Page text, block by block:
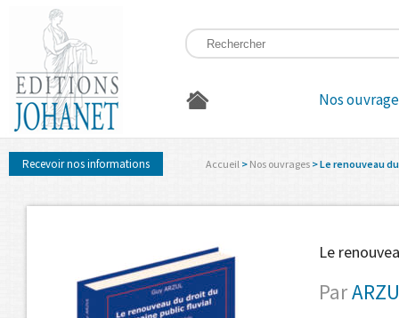
Nos
Recevoir nos informations Accueil > Nos ouvrages > Le renouveau
Le
Par